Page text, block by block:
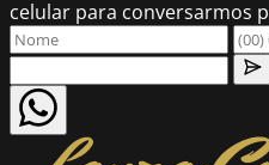
celular para conversarmos